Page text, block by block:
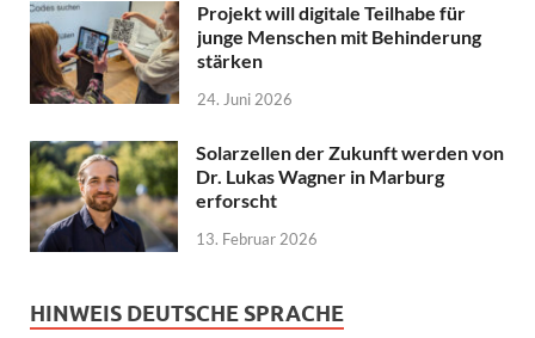
Projekt will digitale Teilhabe für
junge Menschen mit Behinderung
stärken
24. Juni 2026
Solarzellen der Zukunft werden von
Dr. Lukas Wagner in Marburg
erforscht
13. Februar 2026
HINWEIS DEUTSCHE SPRACHE